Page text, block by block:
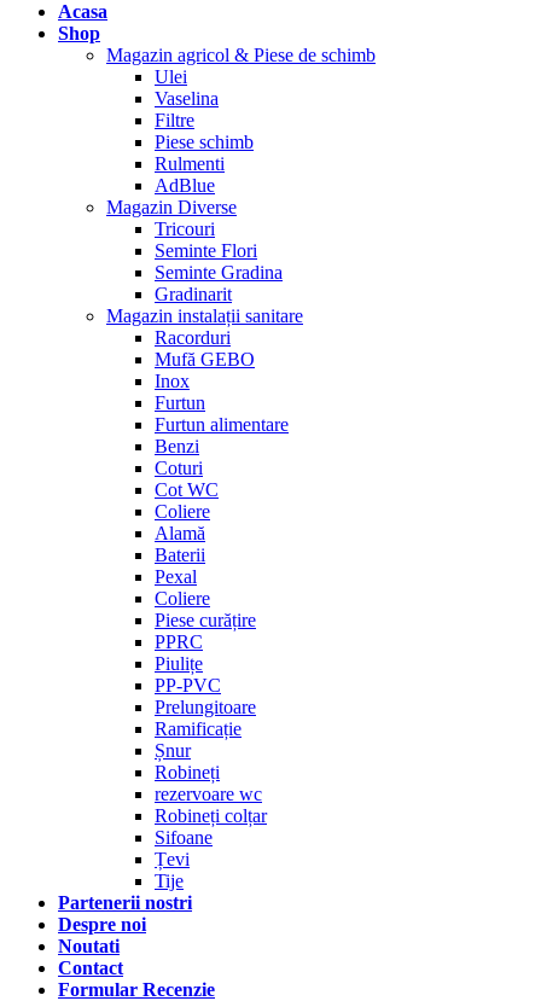
Acasa
Shop
Magazin agricol & Piese de schimb
Ulei
Vaselina
Filtre
Piese schimb
Rulmenti
AdBlue
Magazin Diverse
Tricouri
Seminte Flori
Seminte Gradina
Gradinarit
Magazin instalații sanitare
Racorduri
Mufă GEBO
Inox
Furtun
Furtun alimentare
Benzi
Coturi
Cot WC
Coliere
Alamă
Baterii
Pexal
Coliere
Piese curățire
PPRC
Piulițe
PP-PVC
Prelungitoare
Ramificație
Șnur
Robineți
rezervoare wc
Robineți colțar
Sifoane
Țevi
Tije
Partenerii nostri
Despre noi
Noutati
Contact
Formular Recenzie